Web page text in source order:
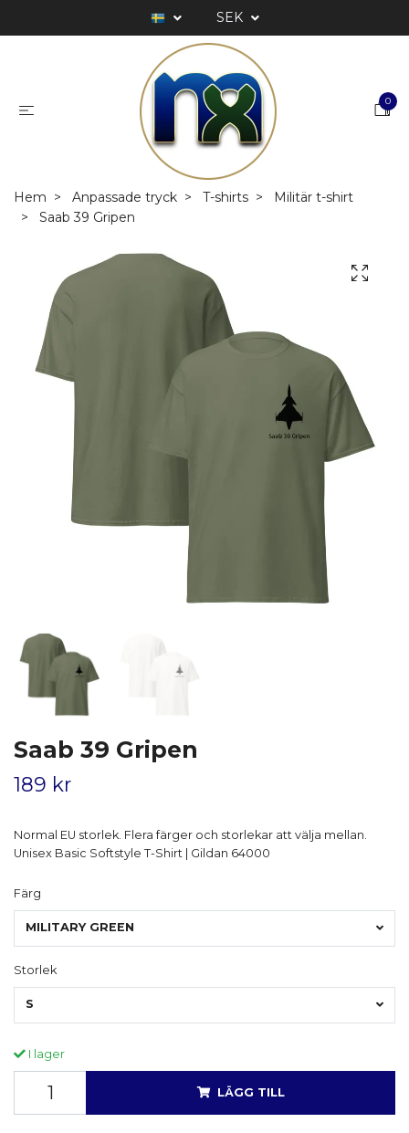
SEK
0
Hem Anpassade tryck T-shirts
Militär t-shirt
Saab 39 Gripen
Saab 39 Gripen
189 kr
Normal EU storlek. Flera färger och storlekar att välja mellan.
Unisex Basic Softstyle T-Shirt | Gildan 64000
Färg
MILITARY GREEN
Storlek
S
I lager
LÄGG TILL